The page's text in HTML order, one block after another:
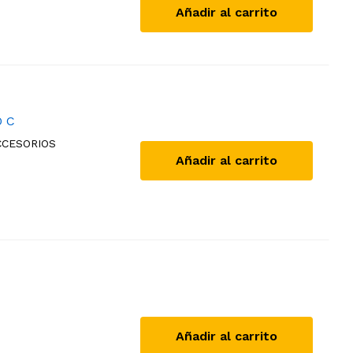
Añadir al carrito
C
Añadir al carrito
Añadir al carrito